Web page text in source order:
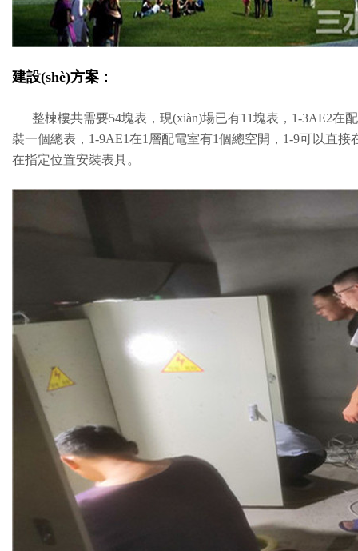
建設(shè)方案 ：
整棟樓共需要54塊表，現(xiàn)場已有11塊表，1-3AE2
裝一個總表，1-9AE1在1層配電室有1個總空開，1-9可以直接
在指定位置安裝表具。